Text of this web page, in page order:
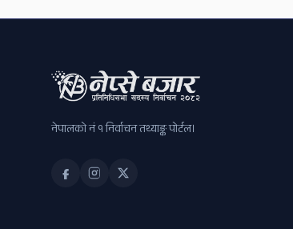
नेपालको नं १ निर्वाचन तथ्याङ्क पोर्टल।